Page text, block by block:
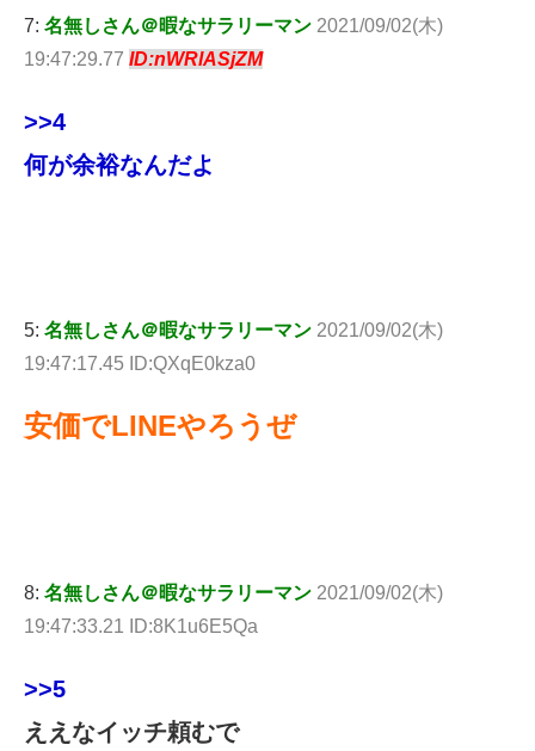
7: 名無しさん＠暇なサラリーマン 2021/09/02(木)
19:47:29.77 ID:nWRlASjZM
>>4
何が余裕なんだよ
5: 名無しさん＠暇なサラリーマン 2021/09/02(木)
19:47:17.45 ID:QXqE0kza0
安価でLINEやろうぜ
8: 名無しさん＠暇なサラリーマン 2021/09/02(木)
19:47:33.21 ID:8K1u6E5Qa
>>5
ええなイッチ頼むで